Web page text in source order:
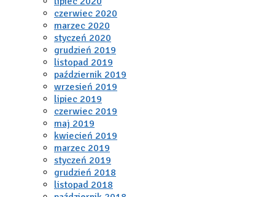
czerwiec 2020
marzec 2020
styczeń 2020
grudzień 2019
listopad 2019
październik 2019
wrzesień 2019
lipiec 2019
czerwiec 2019
maj 2019
kwiecień 2019
marzec 2019
styczeń 2019
grudzień 2018
listopad 2018